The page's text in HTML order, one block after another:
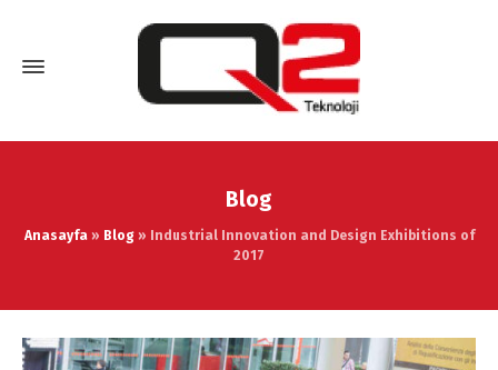
Blog
Anasayfa» Blog»
Industrial Innovation and Design Exhibitions of
2017